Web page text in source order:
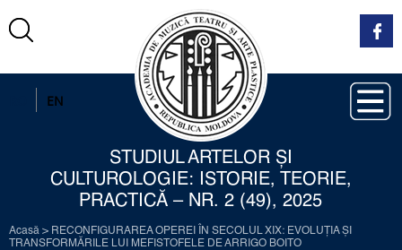
EN
STUDIUL ARTELOR ȘI
CULTUROLOGIE: ISTORIE, TEORIE,
PRACTICĂ – NR. 2 (49), 2025
Acasă > RECONFIGURAREA OPEREI ÎN SECOLUL XIX: EVOLUŢIA ŞI
TRANSFORMĂRILE LUI MEFISTOFELE DE ARRIGO BOITO